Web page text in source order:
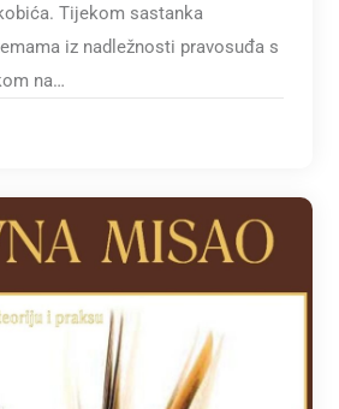
Tijekom sastanka
iz nadležnosti pravosuđa s
na…